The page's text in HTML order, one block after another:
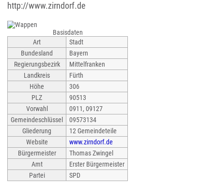
http://www.zirndorf.de
Basisdaten
Art
Stadt
Bundesland
Bayern
Regierungsbezirk
Mittelfranken
Landkreis
Fürth
Höhe
306
PLZ
90513
Vorwahl
0911, 09127
Gemeindeschlüssel
09573134
Gliederung
12 Gemeindeteile
Website
www.zirndorf.de
Bürgermeister
Thomas Zwingel
Amt
Erster Bürgermeister
Partei
SPD